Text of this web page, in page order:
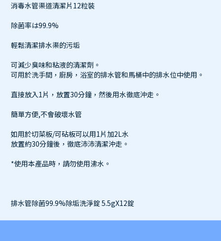
消毒水管渠道清潔片12粒裝
除菌率は99.9%
輕鬆清潔排水渠的污垢
可減少臭味和粘液的清潔劑。
可用於洗手間，廚房，浴室的排水管和馬桶中的排水位中使用。
直接放入1片，放置30分鐘，然後用水徹底沖走。
簡單方便,不會破壞水管
如用於切菜板/可砧板可以用1片加2L水
放置約30分鐘後，徹底沛沛清潔沖走。
*使用本產品時，請勿使用沸水。
排水管除菌99.9%除垢洗淨錠 5.5gX12錠